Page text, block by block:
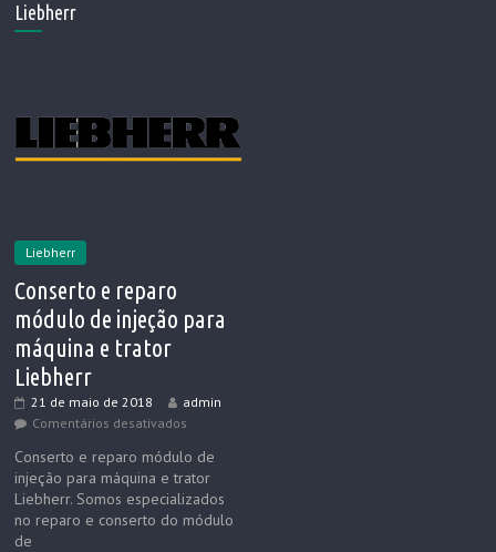
Liebherr
Liebherr
Conserto e reparo
módulo de injeção para
máquina e trator
Liebherr
21 de maio de 2018
admin
Comentários desativados
Conserto e reparo módulo de
injeção para máquina e trator
Liebherr. Somos especializados
no reparo e conserto do módulo
de